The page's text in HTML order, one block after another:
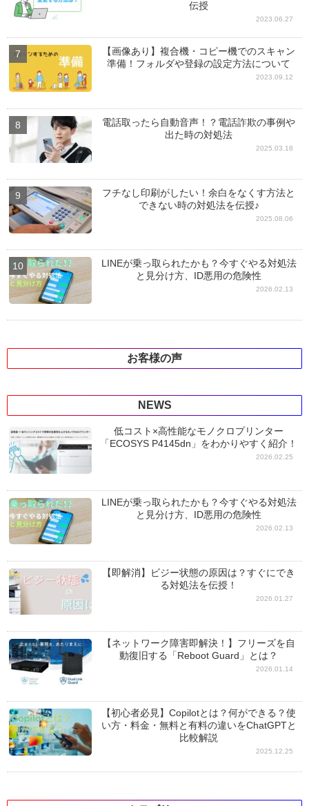
伝授
2023.06.27
【画像あり】複合機・コピー機でのスキャン
準備！フォルダや登録の設定方法について
2023.09.12
電話取ったら自動音声！？電話詐欺の事例や
出た時の対処法
2025.03.18
フチなし印刷がしたい！余白をなくす方法と
できない時の対処法を伝授♪
2025.08.06
LINEが乗っ取られたかも？今すぐやる対処法
と見分け方、ID悪用の危険性
2026.02.13
お客様の声
NEWS
低コスト×高性能なモノクロプリンター
「ECOSYS P4145dn」をわかりやすく紹介！
2026.02.25
LINEが乗っ取られたかも？今すぐやる対処法
と見分け方、ID悪用の危険性
2026.02.13
【即解消】ビジー状態の原因は？すぐにでき
る対処法を伝授！
2026.01.27
【ネットワーク障害即解決！】フリーズを自
動復旧する「Reboot Guard」とは？
2026.01.14
【初心者必見】Copilotとは？何ができる？使
い方・料金・無料と有料の違いをChatGPTと
比較解説
2025.12.25